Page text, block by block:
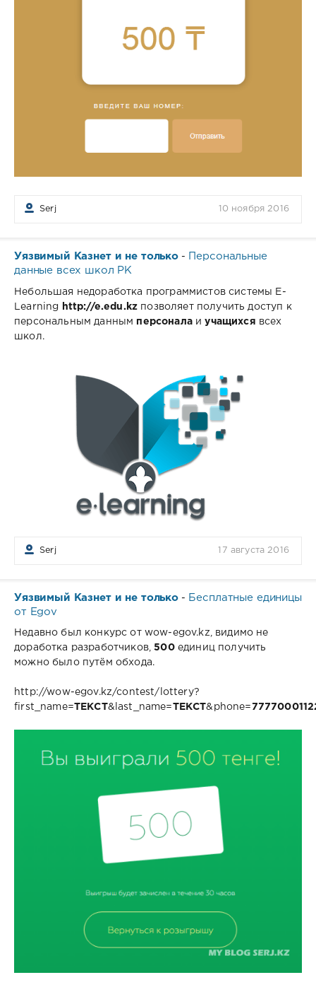
Serj 10 ноября 2016
Уязвимый Казнет и не только-
Персональные
данные всех школ РК
Небольшая недоработка программистов системы E-
Learning
http://e.edu.kz позволяет получить доступ к
персональным данным персоналаиучащихся всех
школ.
Serj 17 августа 2016
Уязвимый Казнет и не только- Бесплатные единицы
от Egov
Недавно был конкурс от wow-egov.kz, видимо не
доработка разработчиков,500единиц получить
можно было путём обхода.
http://wow-egov.kz/contest/lottery?
first_name= ТЕКСТ &last_name= ТЕКСТ&phone=